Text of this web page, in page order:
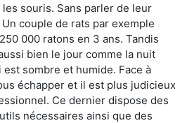
souris. Sans parler de leur
couple de rats par exemple
000 ratons en 3 ans. Tandis
bien le jour comme la nuit
sombre et humide. Face à
échapper et il est plus judicieux
Ce dernier dispose des
nécessaires ainsi que des